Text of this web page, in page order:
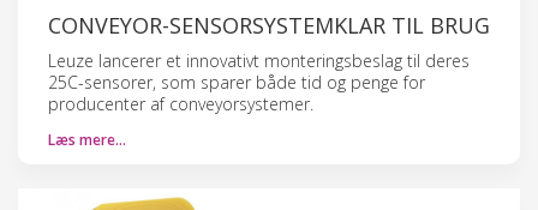
CONVEYOR-SENSORSYSTEMKLAR TIL BRUG
Leuze lancerer et innovativt monteringsbeslag til deres
25C-sensorer, som sparer både tid og penge for
producenter af conveyorsystemer.
Læs mere…